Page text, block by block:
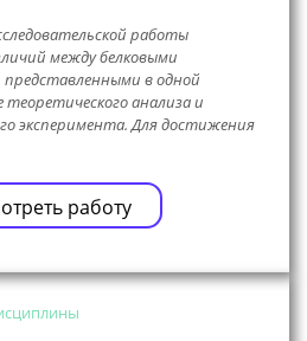
работы
между белковыми
в одной
анализа и
эксперимента. Для достижения
работу